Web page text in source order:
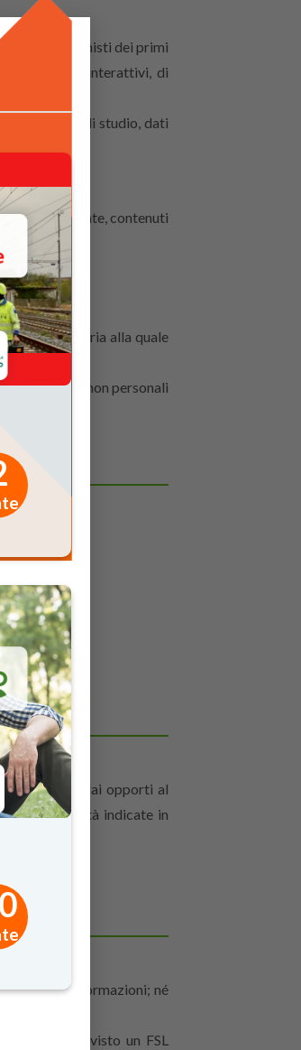
protagonisti dei primi
anche interattivi, di
lavorativi e di studio, dati
gratuitamente, contenuti
alla categoria alla quale
non personali
finalità, potrai opporti al
le modalità indicate in
le tue informazioni; né
sia previsto un FSL